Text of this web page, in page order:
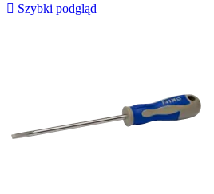
 Szybki podgląd